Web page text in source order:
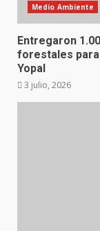
Medio Ambiente
Entregaron
forestales
Yopal
3 julio, 2026